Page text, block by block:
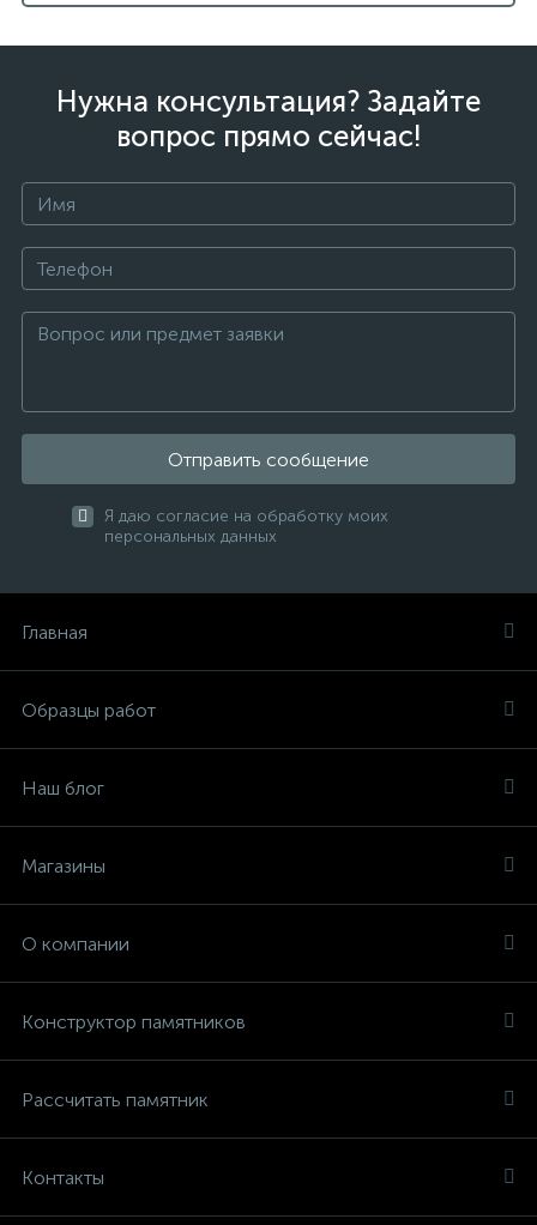
Нужна консультация? Задайте
вопрос прямо сейчас!
Отправить сообщение
Я даю согласие на обработку моих
персональных данных
Главная
Образцы работ
Наш блог
Магазины
О компании
Конструктор памятников
Рассчитать памятник
Контакты